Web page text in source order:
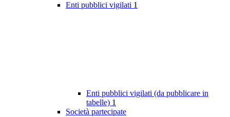
Enti pubblici vigilati 1
Enti pubblici vigilati (da pubblicare in
tabelle) 1
Società partecipate